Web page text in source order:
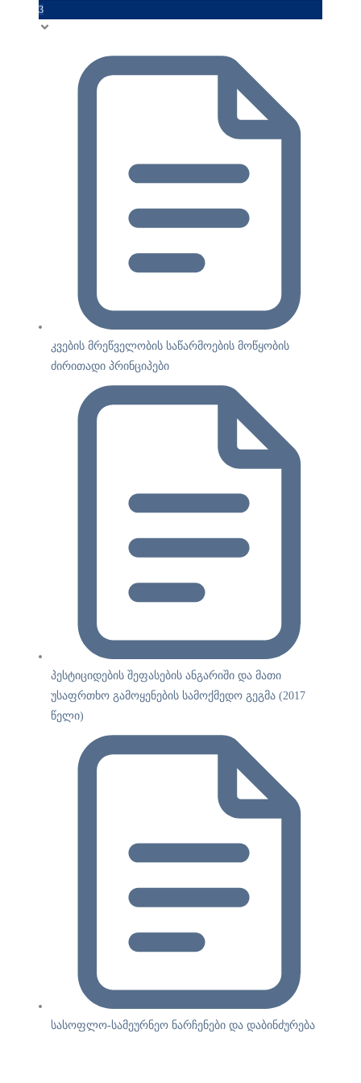
3
კვების მრეწველობის საწარმოების მოწყობის
ძირითადი პრინციპები
პესტიციდების შეფასების ანგარიში და მათი
უსაფრთხო გამოყენების სამოქმედო გეგმა (2017
წელი)
სასოფლო-სამეურნეო ნარჩენები და დაბინძურება